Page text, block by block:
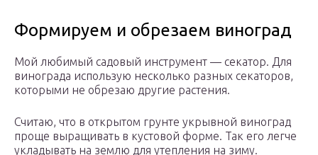
Формируем и обрезаем виноград
Мой любимый садовый инструмент — секатор. Для
винограда использую несколько разных секаторов,
которыми не обрезаю другие растения.
Считаю, что в открытом грунте укрывной виноград
проще выращивать в кустовой форме. Так его легче
укладывать на землю для утепления на зиму.